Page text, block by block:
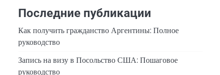
Последние публикации
Как получить гражданство Аргентины: Полное
руководство
Запись на визу в Посольство США: Пошаговое
руководство